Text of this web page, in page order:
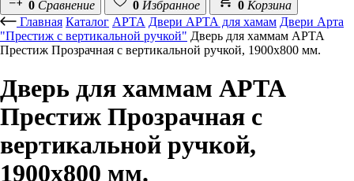
0 Сравнение 0 Избранное 0 Корзина
Главная Каталог АРТА Двери АРТА для хамам Двери Арта
"Престиж с вертикальной ручкой" Дверь для хаммам АРТА
Престиж Прозрачная с вертикальной ручкой, 1900х800 мм.
Дверь для хаммам АРТА
Престиж Прозрачная с
вертикальной ручкой,
1900х800 мм.